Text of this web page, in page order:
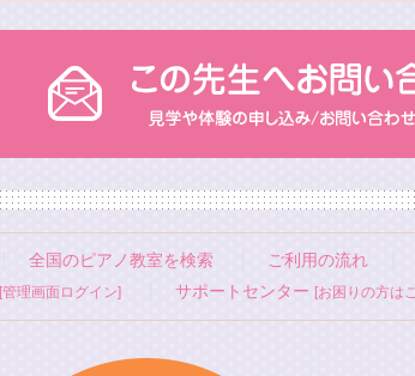
全国のピアノ教室を検索
ご利用の流れ
[管理画面ログイン] サポートセンター [お困りの方は